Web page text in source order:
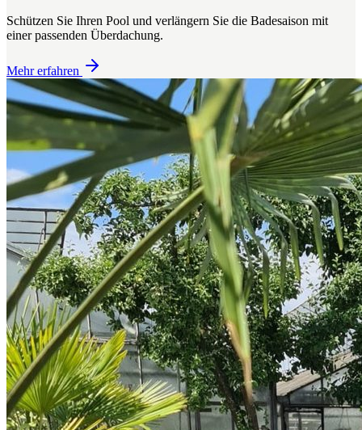
Schützen Sie Ihren Pool und verlängern Sie die Badesaison mit
einer passenden Überdachung.
Mehr erfahren